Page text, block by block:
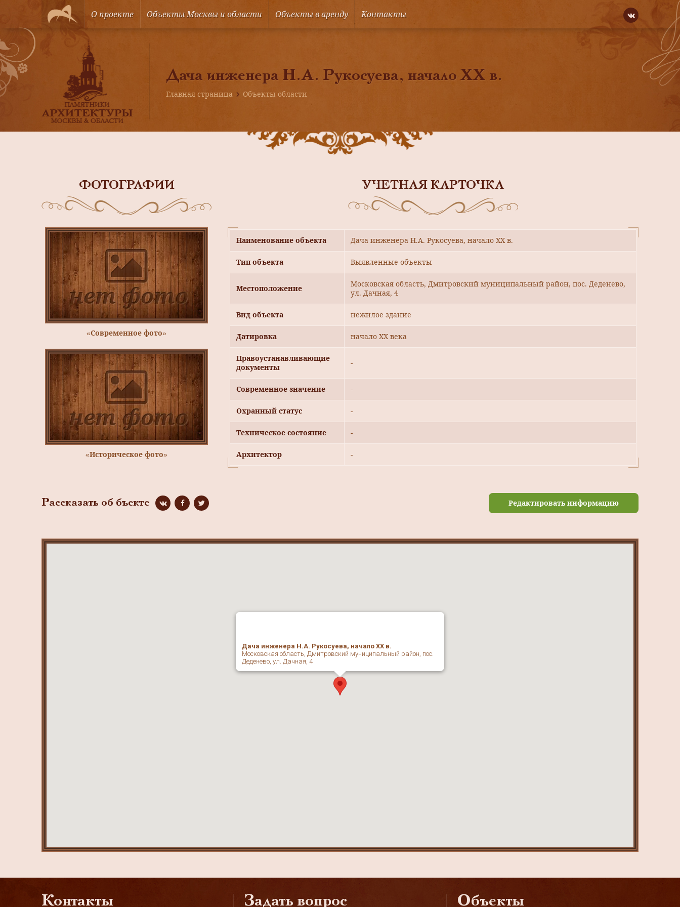
О проекте Объекты Москвы и области Объекты в аренду Контакты
Дача инженера Н.А. Рукосуева, начало ХХ в.
Главная страница Объекты области
ФОТОГРАФИИ
«Современное фото»
«Историческое фото»
УЧЕТНАЯ КАРТОЧКА
Наименование объекта Дача инженера Н.А. Рукосуева, начало ХХ в.
Тип объекта Выявленные объекты
Местоположение
Московская область, Дмитровский муниципальный район, пос. Деденево,
ул. Дачная, 4
Вид объекта нежилое здание
Датировка начало ХХ века
Правоустанавливающие
документы
-
Современное значение -
Охранный статус -
Техническое состояние -
Архитектор -
Рассказать об бъекте Редактировать информацию
Дача инженера Н.А. Рукосуева, начало ХХ в.
Московская область, Дмитровский муниципальный район, пос.
Деденево, ул. Дачная, 4
Контакты Задать вопрос Объекты